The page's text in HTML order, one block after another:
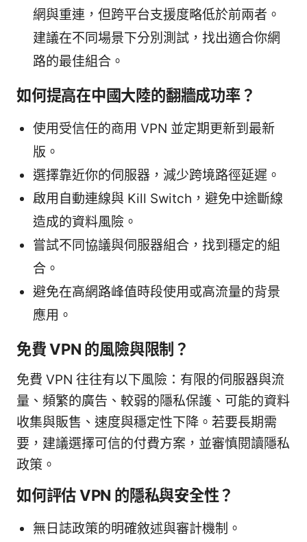
網與重連，但跨平台支援度略低於前兩者。
建議在不同場景下分別測試，找出適合你網
路的最佳組合。
如何提高在中國大陸的翻牆成功率？
使用受信任的商用 VPN 並定期更新到最新
版。
選擇靠近你的伺服器，減少跨境路徑延遲。
啟用自動連線與 Kill Switch，避免中途斷線
造成的資料風險。
嘗試不同協議與伺服器組合，找到穩定的組
合。
避免在高網路峰值時段使用或高流量的背景
應用。
免費 VPN 的風險與限制？
免費 VPN 往往有以下風險：有限的伺服器與流
量、頻繁的廣告、較弱的隱私保護、可能的資料
收集與販售、速度與穩定性下降。若要長期需
要，建議選擇可信的付費方案，並審慎閱讀隱私
政策。
如何評估 VPN 的隱私與安全性？
無日誌政策的明確敘述與審計機制。